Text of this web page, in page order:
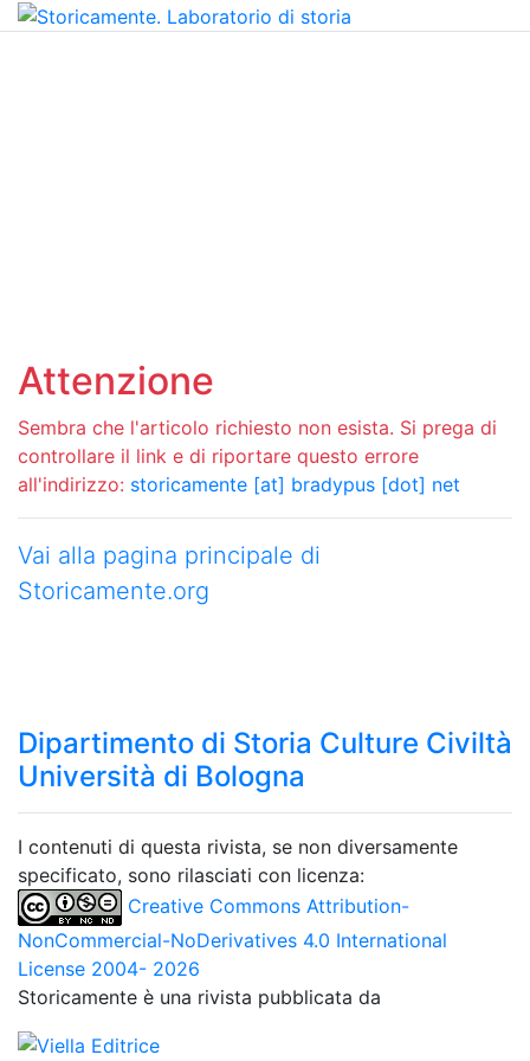
Attenzione
Sembra che l'articolo richiesto non esista. Si prega di
controllare il link e di riportare questo errore
all'indirizzo: storicamente [at] bradypus [dot] net
Vai alla pagina principale di
Storicamente.org
Dipartimento di Storia Culture Civiltà
Università di Bologna
I contenuti di questa rivista, se non diversamente
specificato, sono rilasciati con licenza:
Creative Commons Attribution-
NonCommercial-NoDerivatives 4.0 International
License 2004- 2026
Storicamente è una rivista pubblicata da